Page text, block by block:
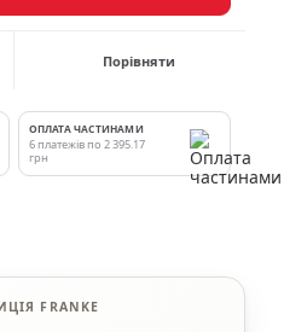
Порівняти
ОПЛАТА ЧАСТИНАМИ
6 платежів по 2 395.17
грн
FRANKE